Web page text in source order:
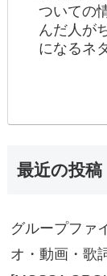
ついての
んだ人が
になるネ
最近の投稿
グループファ
オ・動画・歌